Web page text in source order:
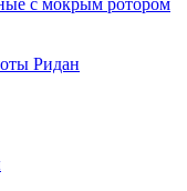
с мокрым ротором
Ридан